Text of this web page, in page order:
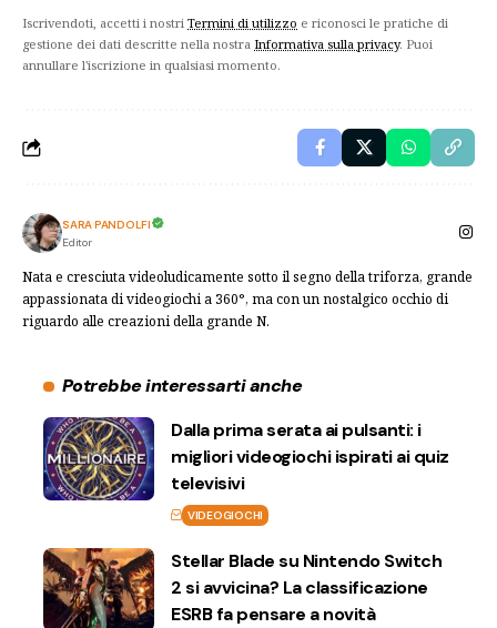
Iscrivendoti, accetti i nostri Termini di utilizzo e riconosci le pratiche di
gestione dei dati descritte nella nostra Informativa sulla privacy. Puoi
annullare l'iscrizione in qualsiasi momento.
SARA PANDOLFI
Editor
Nata e cresciuta videoludicamente sotto il segno della triforza, grande
appassionata di videogiochi a 360°, ma con un nostalgico occhio di
riguardo alle creazioni della grande N.
Potrebbe interessarti anche
Dalla prima serata ai pulsanti: i
migliori videogiochi ispirati ai quiz
televisivi
VIDEOGIOCHI
Stellar Blade su Nintendo Switch
2 si avvicina? La classificazione
ESRB fa pensare a novità